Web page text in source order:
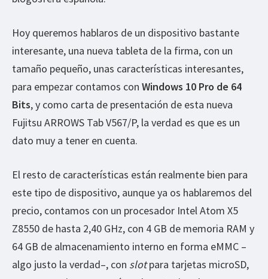
Hoy queremos hablaros de un dispositivo bastante
interesante, una nueva tableta de la firma, con un
tamaño pequeño, unas características interesantes,
para empezar contamos con Windows 10 Pro de 64
Bits, y como carta de presentación de esta nueva
Fujitsu ARROWS Tab V567/P, la verdad es que es un
dato muy a tener en cuenta.
El resto de características están realmente bien para
este tipo de dispositivo, aunque ya os hablaremos del
precio, contamos con un procesador Intel Atom X5
Z8550 de hasta 2,40 GHz, con 4 GB de memoria RAM y
64 GB de almacenamiento interno en forma eMMC –
algo justo la verdad–, con slotpara tarjetas microSD,